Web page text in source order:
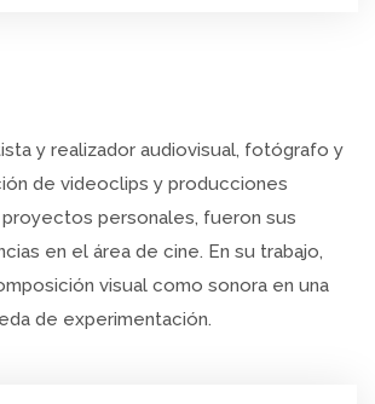
y realizador audiovisual, fotógrafo y
de videoclips y producciones
proyectos personales, fueron sus
en el área de cine. En su trabajo,
visual como sonora en una
de experimentación.